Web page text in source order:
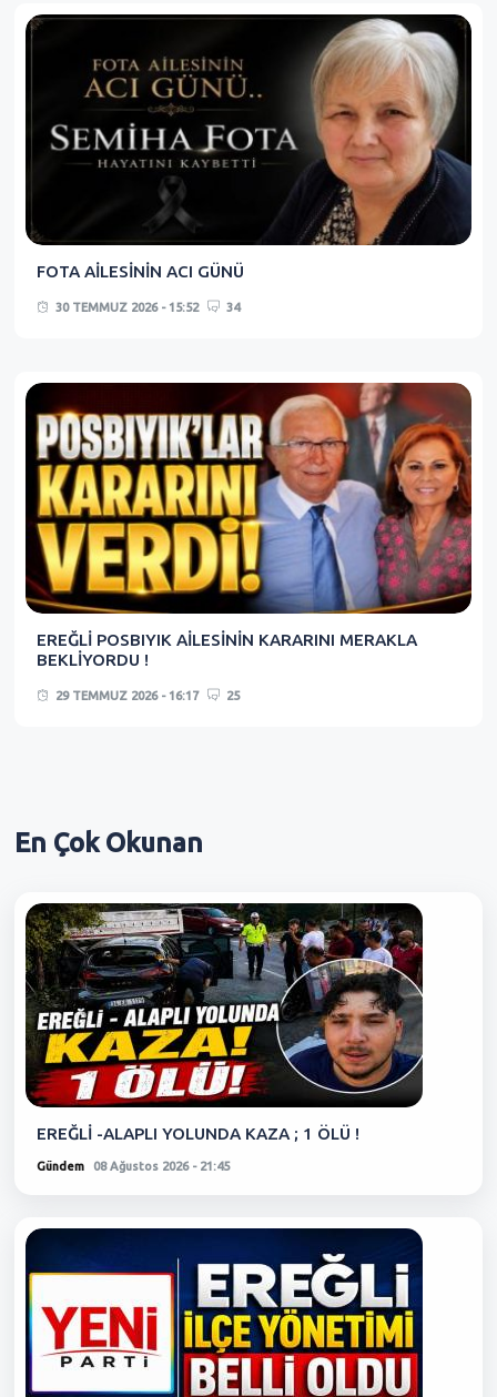
FOTA AİLESİNİN ACI GÜNÜ
30 TEMMUZ 2026 - 15:52 34
EREĞLİ POSBIYIK AİLESİNİN KARARINI MERAKLA
BEKLİYORDU !
29 TEMMUZ 2026 - 16:17 25
En ÇokOkunan
EREĞLİ -ALAPLI YOLUNDA KAZA ; 1 ÖLÜ !
Gündem 08 Ağustos 2026 - 21:45